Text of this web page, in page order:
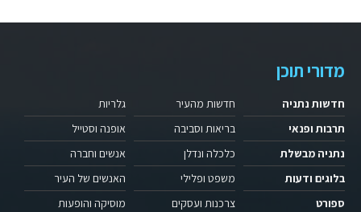
מדורי תוכן
חדשות נתניה
תרבות ופנאי
נתניה מבשלת
בלוגים ודעות
ספורט
חדשות מהעיר
בריאות וסביבה
כלכלה ונדלן
משפט ופלילי
צרכנות ועסקים
גלריות
אופנה וסטייל
אנשים וחברה
האנשים של העיר
מוסיקה והופעות